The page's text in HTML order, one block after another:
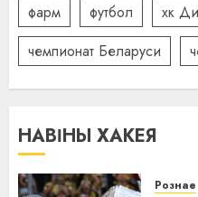
фарм
футбол хк
чемпионат Беларуси
НАВІНЫ ХАКЕЯ
Рознае